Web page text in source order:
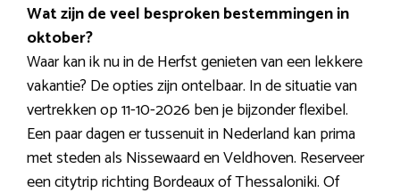
Wat zijn de veel besproken bestemmingen in
oktober?
Waar kan ik nu in de Herfst genieten van een lekkere
vakantie? De opties zijn ontelbaar. In de situatie van
vertrekken op 11-10-2026 ben je bijzonder flexibel.
Een paar dagen er tussenuit in Nederland kan prima
met steden als Nissewaard en Veldhoven. Reserveer
een citytrip richting Bordeaux of Thessaloniki. Of